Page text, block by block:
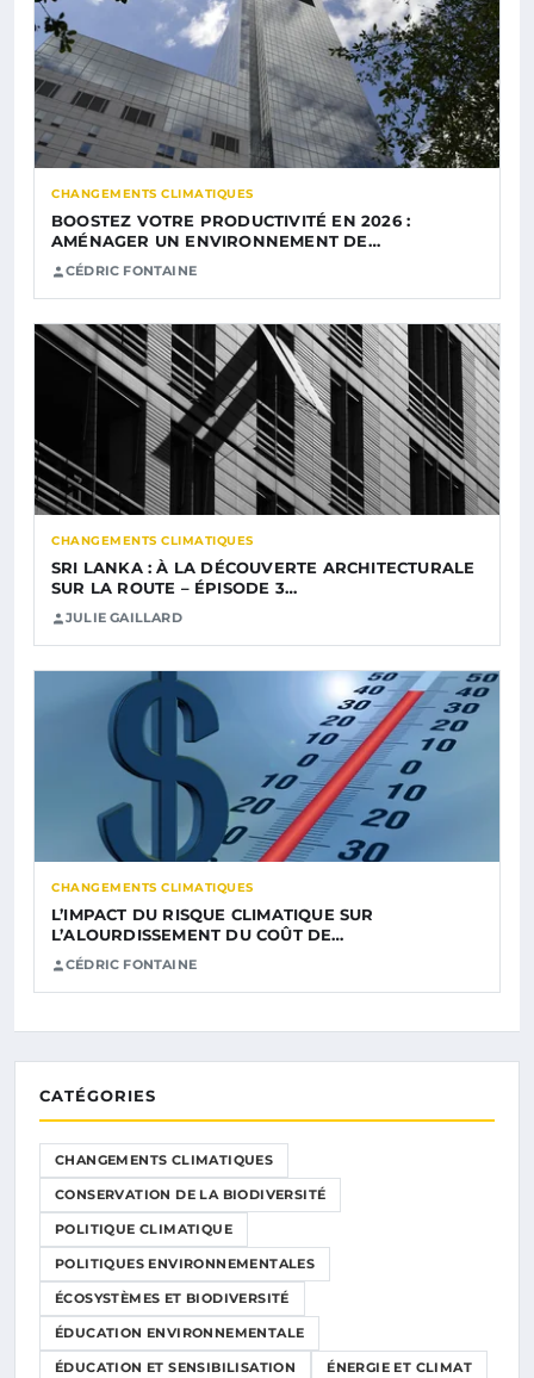
CHANGEMENTS CLIMATIQUES
BOOSTEZ VOTRE PRODUCTIVITÉ EN 2026 :
AMÉNAGER UN ENVIRONNEMENT DE…
CÉDRIC FONTAINE
CHANGEMENTS CLIMATIQUES
SRI LANKA : À LA DÉCOUVERTE ARCHITECTURALE
SUR LA ROUTE – ÉPISODE 3…
JULIE GAILLARD
CHANGEMENTS CLIMATIQUES
L’IMPACT DU RISQUE CLIMATIQUE SUR
L’ALOURDISSEMENT DU COÛT DE…
CÉDRIC FONTAINE
CATÉGORIES
CHANGEMENTS CLIMATIQUES
CONSERVATION DE LA BIODIVERSITÉ
POLITIQUE CLIMATIQUE
POLITIQUES ENVIRONNEMENTALES
ÉCOSYSTÈMES ET BIODIVERSITÉ
ÉDUCATION ENVIRONNEMENTALE
ÉDUCATION ET SENSIBILISATION ÉNERGIE ET CLIMAT